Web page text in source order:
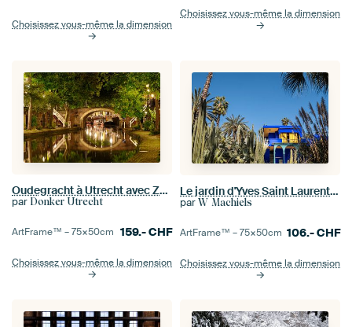
Choisissez vous-même la dimension
Choisissez vous-même la dimension
Oudegracht à Utrecht avec Zandbrug
par Donker Utrecht
ArtFrame™ –75×50cm 159.-CHF
Choisissez vous-même la dimension
Le jardin d'Yves Saint Laurent, le Jardin Majorelle, à Marrakech, au Maroc.
par W Machiels
ArtFrame™ –75×50cm 106.-CHF
Choisissez vous-même la dimension